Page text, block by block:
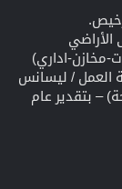
الأراضي
مخازن-اداري)
العمل / ليسانس
– بتقدير عام